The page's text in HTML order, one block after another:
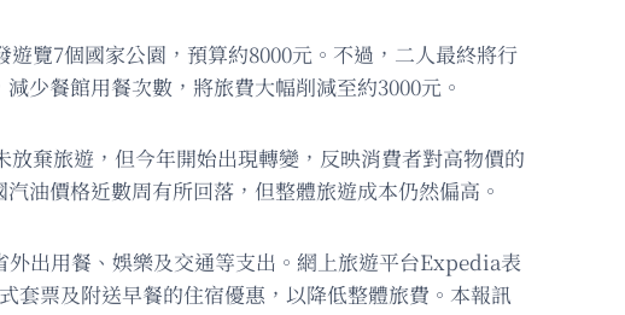
覽7個國家公園，預算約8000元。不過，二人最終將行
少餐館用餐次數，將旅費大幅削減至約3000元。
棄旅遊，但今年開始出現轉變，反映消費者對高物價的
油價格近數周有所回落，但整體旅遊成本仍然偏高。
出用餐、娛樂及交通等支出。網上旅遊平台Expedia表
票及附送早餐的住宿優惠，以降低整體旅費。本報訊